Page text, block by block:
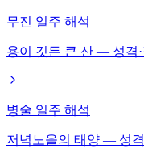
무진 일주 해석
용이 깃든 큰 산 — 성격·
병술 일주 해석
저녁노을의 태양 — 성격